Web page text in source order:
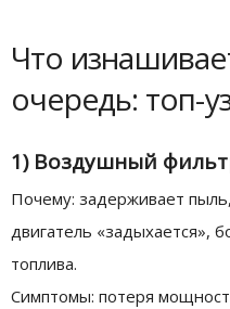
Что
очередь: топ-
1) Воздушный
Почему: задерживает
двигатель «задыхается»,
топлива.
Симптомы: потеря